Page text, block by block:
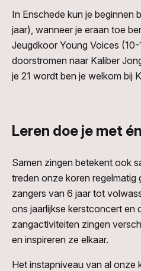
In Enschede kun je beginnen
jaar), wanneer je eraan toe
Jeugdkoor Young Voices
doorstromen naar Kaliber
je 21 wordt ben je welkom bij
Leren doe je met
Samen zingen betekent ook
treden onze koren regelmatig
zangers van 6 jaar tot
ons jaarlijkse kerstconcert en
zangactiviteiten zingen
en inspireren ze elkaar.
Het instapniveau van al onze